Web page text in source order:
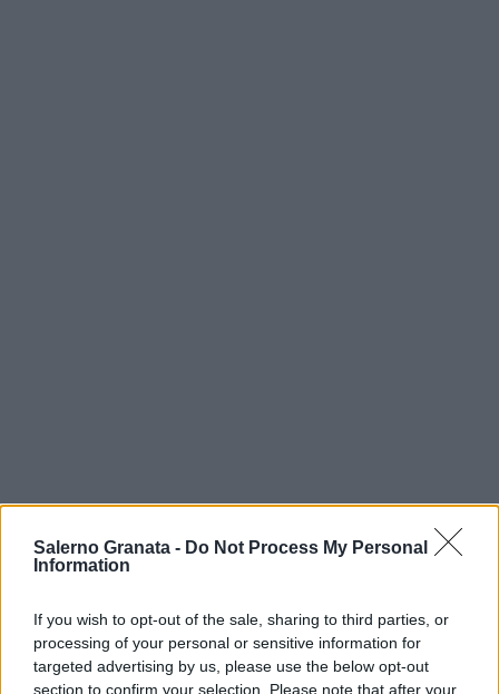
Salerno Granata - Do Not Process My Personal
Information
If you wish to opt-out of the sale, sharing to third parties, or
processing of your personal or sensitive information for
targeted advertising by us, please use the below opt-out
section to confirm your selection. Please note that after your